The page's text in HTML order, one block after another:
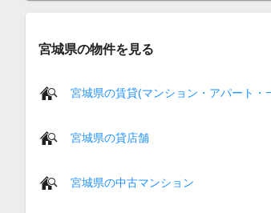
宮城県の物件を見る
宮城県の賃貸(マンション・アパート・
宮城県の貸店舗
宮城県の中古マンション